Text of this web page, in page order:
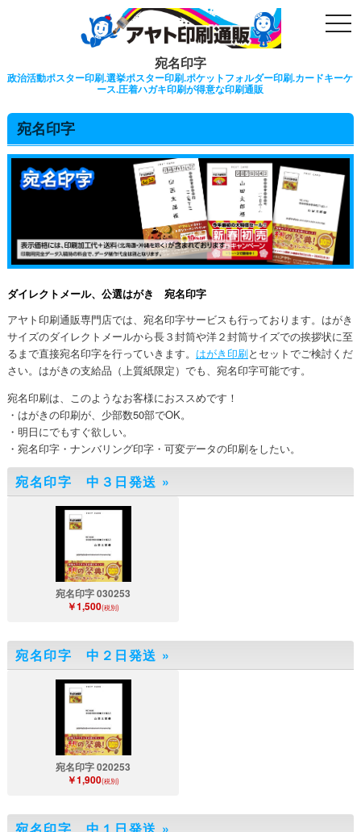
宛名印字
政治活動ポスター印刷.選挙ポスター印刷.ポケットフォルダー印刷.カードキーケ
ース.圧着ハガキ印刷が得意な印刷通販
宛名印字
ダイレクトメール、公選はがき 宛名印字
アヤト印刷通販専門店では、宛名印字サービスも行っております。はがき
サイズのダイレクトメールから長３封筒や洋２封筒サイズでの挨拶状に至
るまで直接宛名印字を行っていきます。 はがき印刷とセットでご検討くだ
さい。はがきの支給品（上質紙限定）でも、宛名印字可能です。
宛名印刷は、このようなお客様におススめです！
・はがきの印刷が、少部数50部でOK。
・明日にでもすぐ欲しい。
・宛名印字・ナンバリング印字・可変データの印刷をしたい。
宛名印字 中３日発送 »
宛名印字 030253
￥1,500(税別)
宛名印字 中２日発送 »
宛名印字 020253
￥1,900(税別)